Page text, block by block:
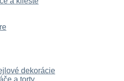
dekorácie
a torty